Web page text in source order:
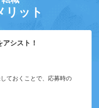
リット
シスト！
ておくことで、応募時の